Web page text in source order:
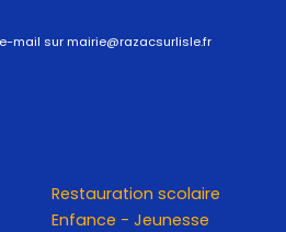
mail surmairie@razacsurlisle.fr
Restauration scolaire
Enfance - Jeunesse